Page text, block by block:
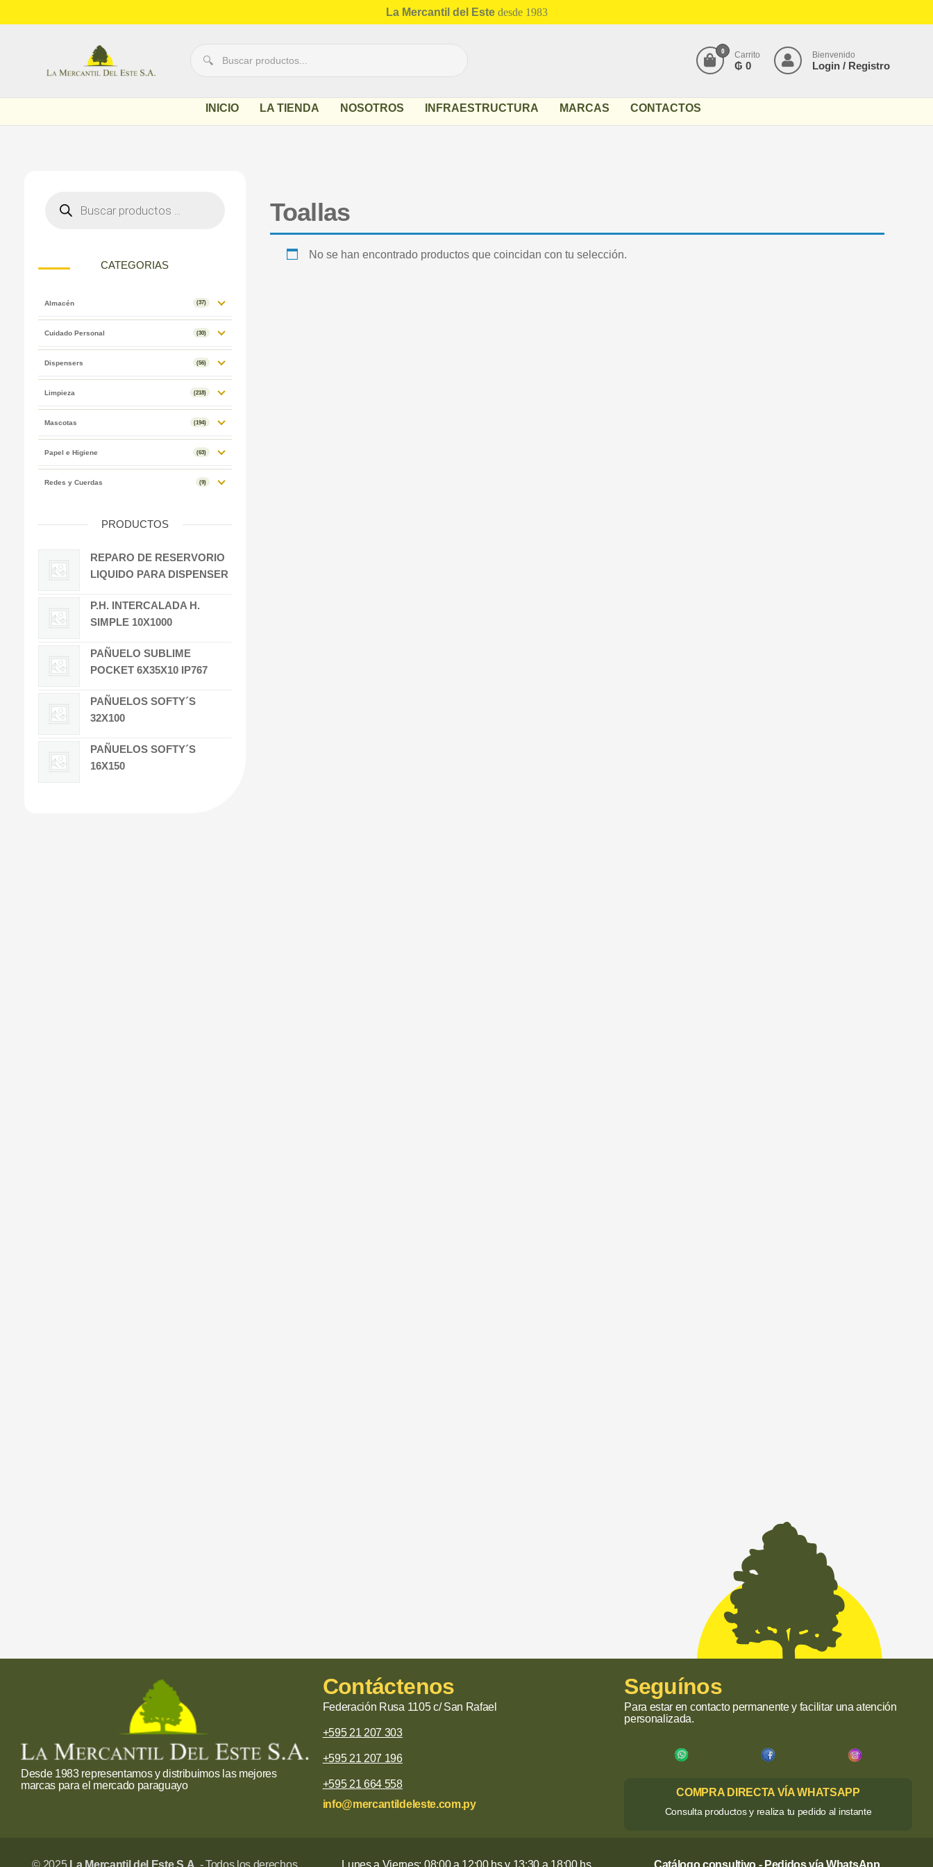
La Mercantil del Este desde 1983
Mercantil
0 Carrito
₲ 0
Bienvenido
Login / Registro
INICIO LA TIENDA NOSOTROS INFRAESTRUCTURA MARCAS CONTACTOS
Toallas
No se han encontrado productos que coincidan con tu selección.
CATEGORIAS
Almacén (37)
Cuidado Personal (30)
Dispensers (56)
Limpieza (218)
Mascotas (194)
Papel e Higiene (63)
Redes y Cuerdas (9)
PRODUCTOS
REPARO DE RESERVORIO
LIQUIDO PARA DISPENSER
P.H. INTERCALADA H.
SIMPLE 10X1000
PAÑUELO SUBLIME
POCKET 6X35X10 IP767
PAÑUELOS SOFTY´S
32X100
PAÑUELOS SOFTY´S
16X150
Desde 1983 representamos y distribuimos las mejores
marcas para el mercado paraguayo
Contáctenos
Federación Rusa 1105 c/ San Rafael
+595 21 207 303
+595 21 207 196
+595 21 664 558
info@mercantildeleste.com.py
Seguínos
Para estar en contacto permanente y facilitar una atención
personalizada.
COMPRA DIRECTA VÍA WHATSAPP
Consulta productos y realiza tu pedido al instante